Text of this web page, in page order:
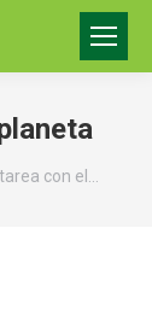
con el…